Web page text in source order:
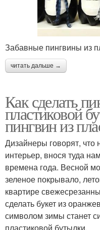
Забавные пингвины из
читать дальше →
Как сделать
пластиковой
пингвин из
Дизайнеры говорят,
интерьер, внося туда
времена года. Весной
зеленое покрывало,
квартире
сделать букет из
символом зимы станет
пластиковой бутылки.